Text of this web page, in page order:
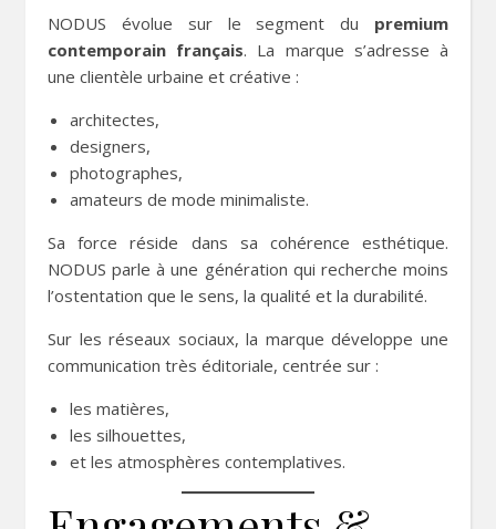
NODUS évolue sur le segment du premium
contemporain français. La marque s’adresse à
une clientèle urbaine et créative :
architectes,
designers,
photographes,
amateurs de mode minimaliste.
Sa force réside dans sa cohérence esthétique.
NODUS parle à une génération qui recherche moins
l’ostentation que le sens, la qualité et la durabilité.
Sur les réseaux sociaux, la marque développe une
communication très éditoriale, centrée sur :
les matières,
les silhouettes,
et les atmosphères contemplatives.